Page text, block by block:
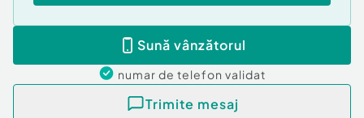
Sună vânzătorul
numar de telefon validat
Trimite mesaj